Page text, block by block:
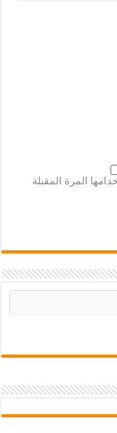
المرة المقبلة